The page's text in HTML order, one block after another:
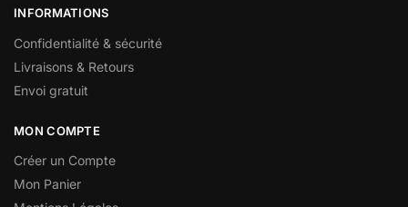
INFORMATIONS
Confidentialité & sécurité
Livraisons & Retours
Envoi gratuit
MON COMPTE
Créer un Compte
Mon Panier